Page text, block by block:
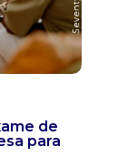
de
para